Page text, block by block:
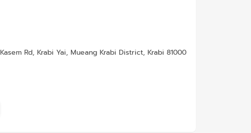
Rd, Krabi Yai, Mueang Krabi District, Krabi 81000